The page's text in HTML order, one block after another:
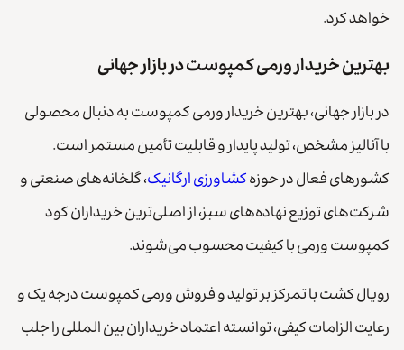
خواهد کرد.
بهترین خریدار ورمی کمپوست در بازار جهانی
در بازار جهانی، بهترین خریدار ورمی کمپوست به دنبال محصولی
با آنالیز مشخص، تولید پایدار و قابلیت تأمین مستمر است.
کشورهای فعال در حوزهکشاورزی ارگانیک، گلخانه‌های صنعتی و
شرکت‌های توزیع نهاده‌های سبز، از اصلی‌ترین خریداران کود
کمپوست ورمی با کیفیت محسوب می‌شوند.
رویال کشت با تمرکز بر تولید و فروش ورمی کمپوست درجه یک و
رعایت الزامات کیفی، توانسته اعتماد خریداران بین المللی را جلب